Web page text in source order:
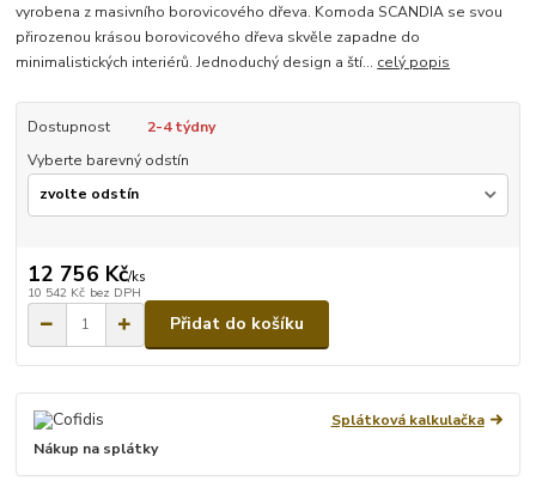
vyrobena z masivního borovicového dřeva. Komoda SCANDIA se svou
přirozenou krásou borovicového dřeva skvěle zapadne do
minimalistických interiérů. Jednoduchý design a ští... celý popis
Dostupnost
2-4 týdny
Vyberte barevný odstín
12 756 Kč/ks
10 542 Kč bez DPH
Přidat do košíku
Splátková kalkulačka
Nákup na splátky